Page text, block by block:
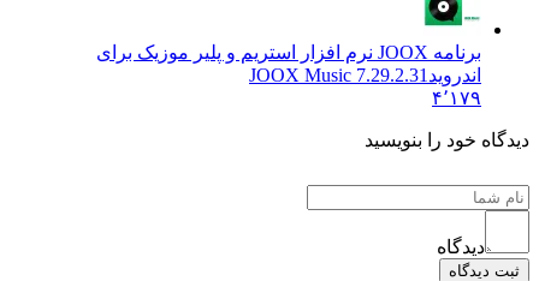
برنامه JOOX نرم افزار استریم و پلیر موزیک برای
7.29.2.31 JOOX Music
خود را بنویسید
دیدگاه